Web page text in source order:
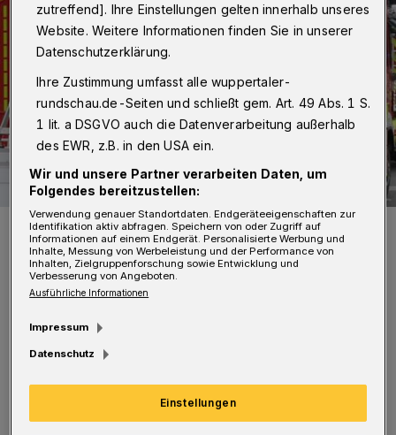
Symbolfoto.
Foto: Christoph Petersen
Nachbarn hatten gegen 23 Uhr die akustischen
Signale gehört, einen leichten Brandgeruch
bemerkt und die Feuerwehr verständigt.
zutreffend]. Ihre Einstellungen gelten innerhalb unseres
Website. Weitere Informationen finden Sie in unserer
Datenschutzerklärung.
Ihre Zustimmung umfasst alle wuppertaler-
rundschau.de-Seiten und schließt gem. Art. 49 Abs. 1 S.
1 lit. a DSGVO auch die Datenverarbeitung außerhalb
des EWR, z.B. in den USA ein.
Wir und unsere Partner verarbeiten Daten, um
Folgendes bereitzustellen:
Verwendung genauer Standortdaten. Endgeräteeigenschaften zur
Identifikation aktiv abfragen. Speichern von oder Zugriff auf
Informationen auf einem Endgerät. Personalisierte Werbung und
Inhalte, Messung von Werbeleistung und der Performance von
Inhalten, Zielgruppenforschung sowie Entwicklung und
Verbesserung von Angeboten.
Ausführliche Informationen
Impressum
Datenschutz
Einstellungen